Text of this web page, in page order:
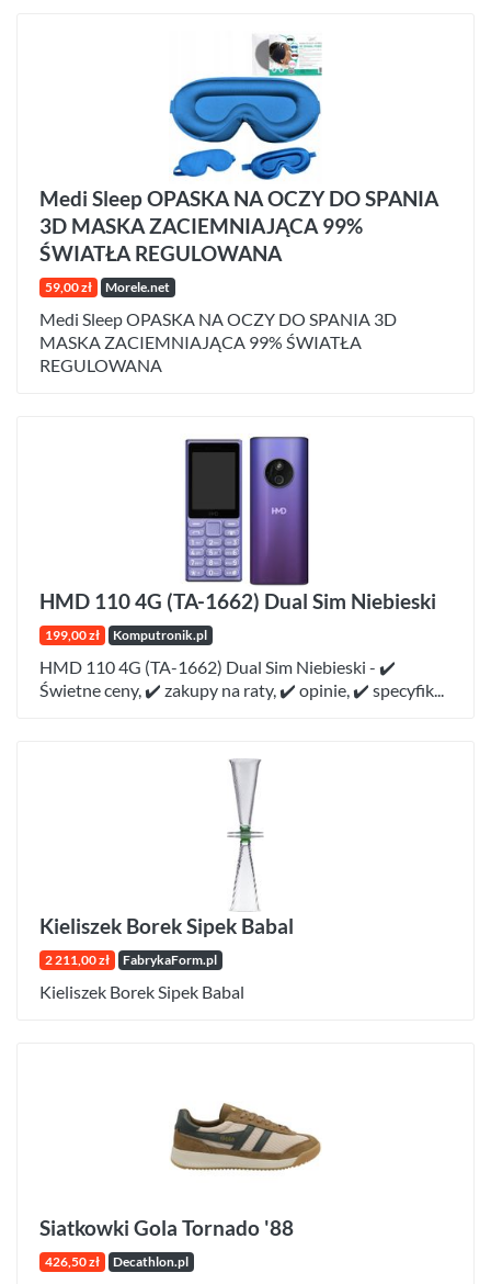
Medi Sleep OPASKA NA OCZY DO SPANIA
3D MASKA ZACIEMNIAJĄCA 99%
ŚWIATŁA REGULOWANA
59,00 zł Morele.net
Medi Sleep OPASKA NA OCZY DO SPANIA 3D
MASKA ZACIEMNIAJĄCA 99% ŚWIATŁA
REGULOWANA
HMD 110 4G (TA-1662) Dual Sim Niebieski
199,00 zł Komputronik.pl
HMD 110 4G (TA-1662) Dual Sim Niebieski - ✔️
Świetne ceny, ✔️ zakupy na raty, ✔️ opinie, ✔️ specyfik...
Kieliszek Borek Sipek Babal
2 211,00 zł FabrykaForm.pl
Kieliszek Borek Sipek Babal
Siatkowki Gola Tornado '88
426,50 zł Decathlon.pl